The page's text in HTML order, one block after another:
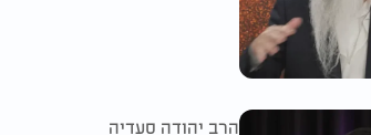
הרב יהודה סעדיה